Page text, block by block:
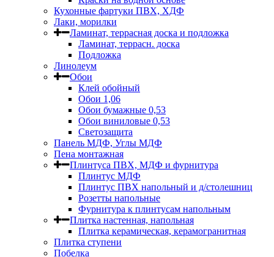
Кухонные фартуки ПВХ, ХДФ
Лаки, морилки
Ламинат, террасная доска и подложка
Ламинат, террасн. доска
Подложка
Линолеум
Обои
Клей обойный
Обои 1,06
Обои бумажные 0,53
Обои виниловые 0,53
Светозащита
Панель МДФ, Углы МДФ
Пена монтажная
Плинтуса ПВХ, МДФ и фурнитура
Плинтус МДФ
Плинтус ПВХ напольный и д/столешниц
Розетты напольные
Фурнитура к плинтусам напольным
Плитка настенная, напольная
Плитка керамическая, керамогранитная
Плитка ступени
Побелка